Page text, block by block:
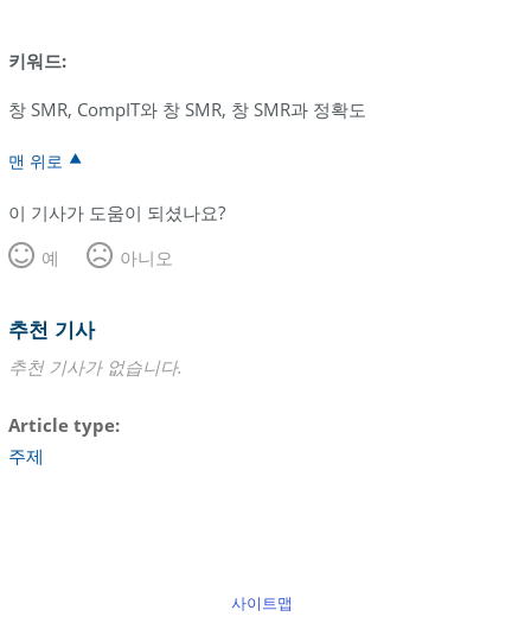
키워드:
창 SMR, CompIT와 창 SMR, 창 SMR과 정확도
맨 위로
이 기사가 도움이 되셨나요?
예
아니오
추천 기사
추천 기사가 없습니다.
Article type
주제
사이트맵